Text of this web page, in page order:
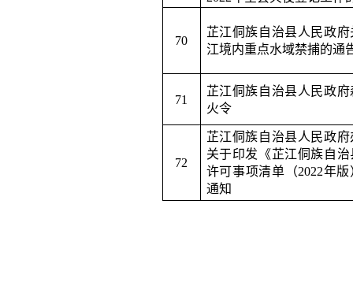
70
芷江侗族自治县人民政府
江境内重点水域禁捕的通
71
芷江侗族自治县人民政府
火令
72
芷江侗族自治县人民政府
关于印发《芷江侗族自治
许可事项清单（2022年版
通知